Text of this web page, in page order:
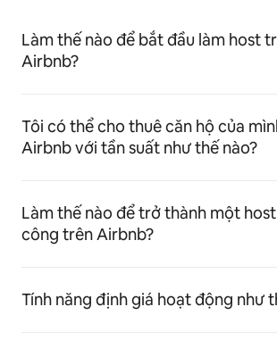
Làm thế nào để bắt đầu làm host
Airbnb?
Tôi có thể cho thuê căn hộ của
Airbnb với tần suất như thế nào?
Làm thế nào để trở thành một
công trên Airbnb?
Tính năng định giá hoạt động như